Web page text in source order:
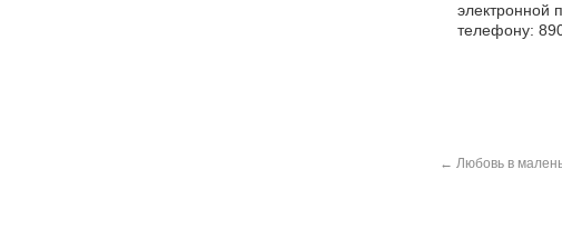
электронной
телефону:
← Любовь в